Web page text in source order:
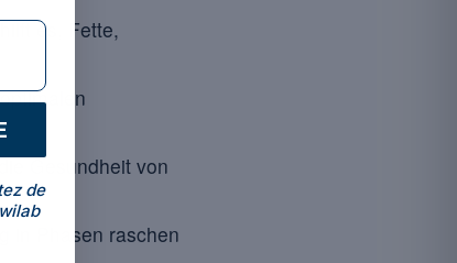
es, Fette,
Gesundheit von
in Phasen raschen
de